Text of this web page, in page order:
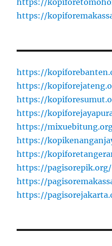
https://
https://
https://
https://
https://
https://
https://
https://
https://
https://pagisorepik.org/
https://
https://